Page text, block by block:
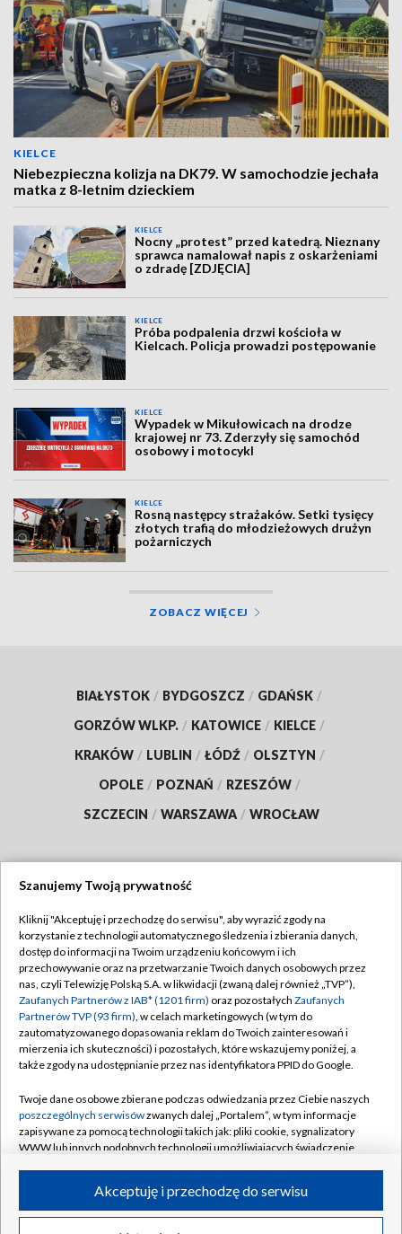
KIELCE
Niebezpieczna kolizja na DK79. W samochodzie jechała
matka z 8-letnim dzieckiem
KIELCE
Nocny „protest” przed katedrą. Nieznany
sprawca namalował napis z oskarżeniami
o zdradę [ZDJĘCIA]
KIELCE
Próba podpalenia drzwi kościoła w
Kielcach. Policja prowadzi postępowanie
KIELCE
Wypadek w Mikułowicach na drodze
krajowej nr 73. Zderzyły się samochód
osobowy i motocykl
KIELCE
Rosną następcy strażaków. Setki tysięcy
złotych trafią do młodzieżowych drużyn
pożarniczych
ZOBACZ WIĘCEJ
BIAŁYSTOK / BYDGOSZCZ / GDAŃSK /
GORZÓW WLKP. / KATOWICE / KIELCE /
KRAKÓW / LUBLIN / ŁÓDŹ / OLSZTYN /
OPOLE / POZNAŃ / RZESZÓW /
SZCZECIN / WARSZAWA / WROCŁAW
TVP
Abonament TVP
Emisja w TVP
Centrum informacji TVP
Naziemna Telewizja Cyfrowa
Rada Programowa
System NOS
Informacje o nadawcy
Program dla prasy
Regulamin TVP
Polityka prywatności
Moje zgody
Pomoc
Kontakt
Kanały
©2026 Telewizja Polska S.A. w likwidacji
Szanujemy Twoją prywatność
Kliknij "Akceptuję i przechodzę do serwisu", aby wyrazić zgody na
korzystanie z technologii automatycznego śledzenia i zbierania danych,
dostęp do informacji na Twoim urządzeniu końcowym i ich
przechowywanie oraz na przetwarzanie Twoich danych osobowych przez
nas, czyli Telewizję Polską S.A. w likwidacji (zwaną dalej również „TVP”),
Zaufanych Partnerów z IAB* (1201 firm) oraz pozostałych Zaufanych
Partnerów TVP (93 firm), w celach marketingowych (w tym do
zautomatyzowanego dopasowania reklam do Twoich zainteresowań i
mierzenia ich skuteczności) i pozostałych, które wskazujemy poniżej, a
także zgody na udostępnianie przez nas identyfikatora PPID do Google.
Twoje dane osobowe zbierane podczas odwiedzania przez Ciebie naszych
poszczególnych serwisówzwanych dalej „Portalem”, w tym informacje
zapisywane za pomocą technologii takich jak: pliki cookie, sygnalizatory
WWW lub innych podobnych technologii umożliwiających świadczenie
ruchu w Internecie.
Twoje dane osobowe zbierane podczas odwiedzania przez Ciebie
Akceptuję i przechodzę do serwisu